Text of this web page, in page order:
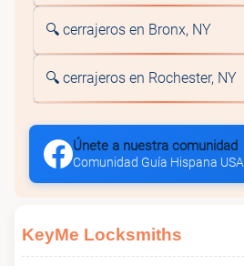
🔍 cerrajeros en Bronx, NY
🔍 cerrajeros en Rochester, NY
Únete a nuestra comunidad
Comunidad Guía Hispana USA
KeyMe Locksmiths